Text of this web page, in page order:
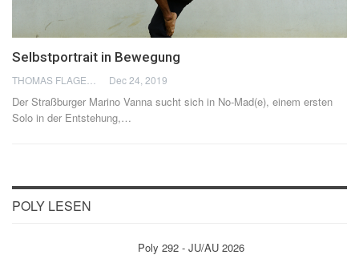
Selbstportrait in Bewegung
Dec 24, 2019
Der Straßburger Marino Vanna sucht sich in No-Mad(e), einem ersten
Solo in der Entstehung,…
POLY LESEN
Poly 292 - JU/AU 2026